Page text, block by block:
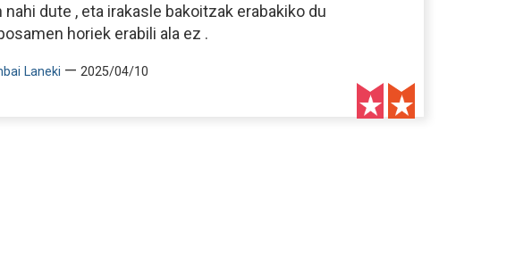
nahi dute , eta irakasle bakoitzak erabakiko du
horiek erabili ala ez .
Laneki — 2025/04/10